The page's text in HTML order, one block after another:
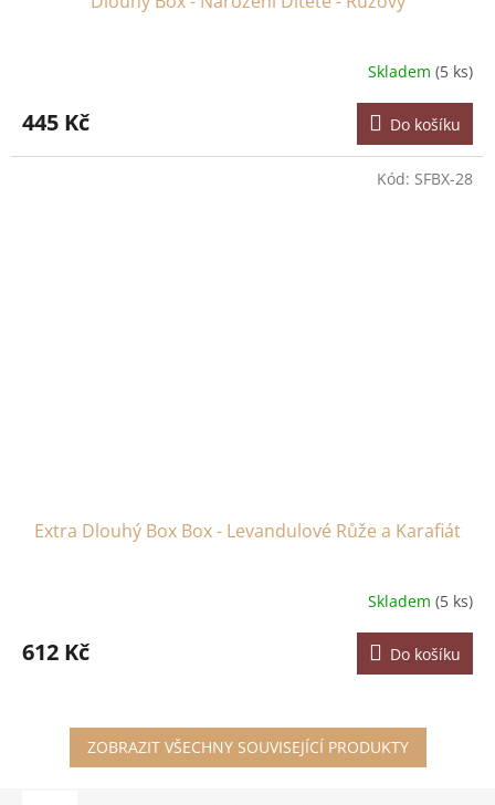
Skladem (5 ks)
445 Kč Do košíku
Extra Dlouhý Box Box - Levandulové Růže a Karafiát
Skladem (5 ks)
612 Kč Do košíku
Kód: SFBX-28
ZOBRAZIT VŠECHNY SOUVISEJÍCÍ PRODUKTY